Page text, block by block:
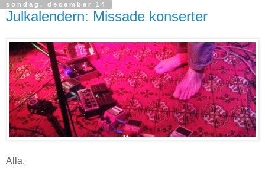
söndag, december 14
Julkalendern: Missade konserter
Alla.